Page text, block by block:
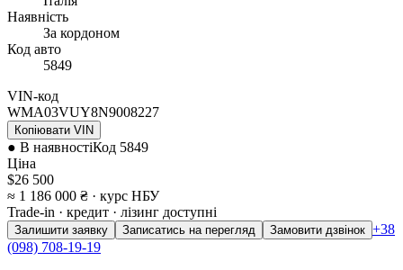
Наявність
За кордоном
Код авто
5849
VIN-код
WMA03VUY8N9008227
Копіювати VIN
● В наявностіКод 5849
Ціна
$26 500
≈ 1 186 000 ₴ · курс НБУ
Trade-in · кредит · лізинг доступні
Залишити заявку Записатись на перегляд Замовити дзвінок +38
(098) 708-19-19